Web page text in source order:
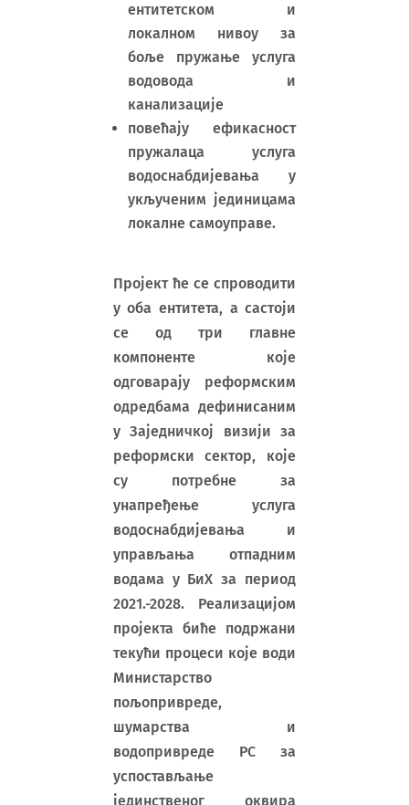
ентитетском и
локалном нивоу за
боље пружање услуга
водовода и
канализације
повећају ефикасност
пружалаца услуга
водоснабдијевања у
укљученим јединицама
локалне самоуправе.
Пројект ће се спроводити
у оба ентитета, а састоји
се од три главне
компоненте које
одговарају реформским
одредбама дефинисаним
у Заједничкој визији за
реформски сектор, које
су потребне за
унапређење услуга
водоснабдијевања и
управљања отпадним
водама у БиХ за период
2021.-2028. Реализацијом
пројекта биће подржани
текући процеси које води
Министарство
пољопривреде,
шумарства и
водопривреде РС за
успостављање
јединственог оквира